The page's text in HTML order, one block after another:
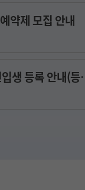
약제 모집 안내
[외국인 등록]